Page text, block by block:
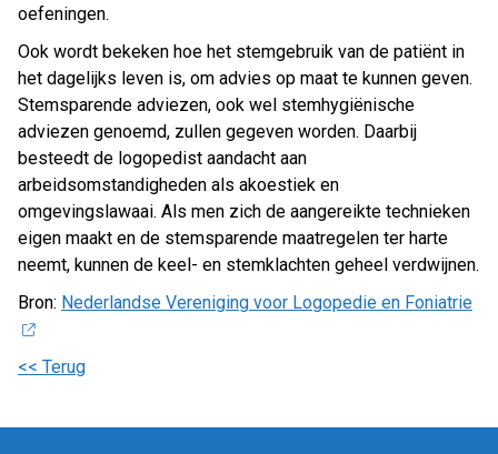
oefeningen.
Ook wordt bekeken hoe het stemgebruik van de patiënt in
het dagelijks leven is, om advies op maat te kunnen geven.
Stemsparende adviezen, ook wel stemhygiënische
adviezen genoemd, zullen gegeven worden. Daarbij
besteedt de logopedist aandacht aan
arbeidsomstandigheden als akoestiek en
omgevingslawaai. Als men zich de aangereikte technieken
eigen maakt en de stemsparende maatregelen ter harte
neemt, kunnen de keel- en stemklachten geheel verdwijnen.
Bron: Nederlandse Vereniging voor Logopedie en Foniatrie
<< Terug